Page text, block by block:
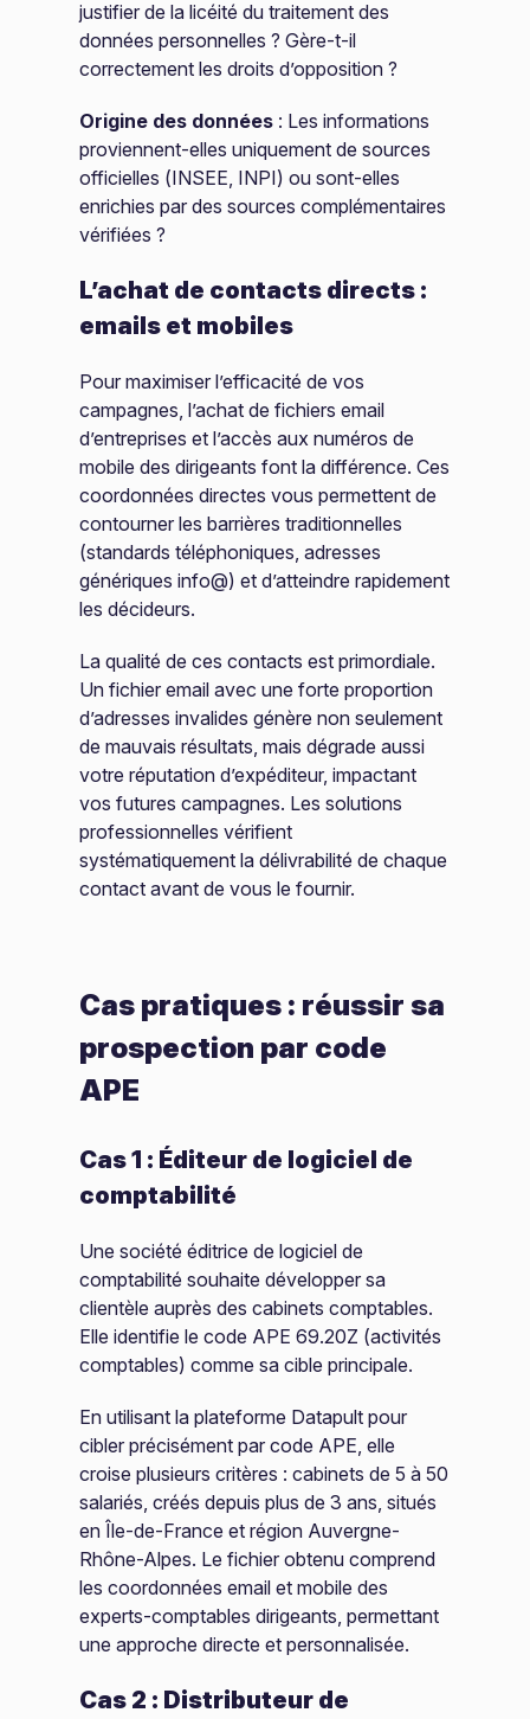
justifier de la licéité du traitement des
données personnelles ? Gère-t-il
correctement les droits d’opposition ?
Origine des données : Les informations
proviennent-elles uniquement de sources
officielles (INSEE, INPI) ou sont-elles
enrichies par des sources complémentaires
vérifiées ?
L’achat de contacts directs :
emails et mobiles
Pour maximiser l’efficacité de vos
campagnes, l’achat de fichiers email
d’entreprises et l’accès aux numéros de
mobile des dirigeants font la différence. Ces
coordonnées directes vous permettent de
contourner les barrières traditionnelles
(standards téléphoniques, adresses
génériques info@) et d’atteindre rapidement
les décideurs.
La qualité de ces contacts est primordiale.
Un fichier email avec une forte proportion
d’adresses invalides génère non seulement
de mauvais résultats, mais dégrade aussi
votre réputation d’expéditeur, impactant
vos futures campagnes. Les solutions
professionnelles vérifient
systématiquement la délivrabilité de chaque
contact avant de vous le fournir.
Cas pratiques : réussir sa
prospection par code
APE
Cas 1 : Éditeur de logiciel de
comptabilité
Une société éditrice de logiciel de
comptabilité souhaite développer sa
clientèle auprès des cabinets comptables.
Elle identifie le code APE 69.20Z (activités
comptables) comme sa cible principale.
En utilisant la plateforme Datapult pour
cibler précisément par code APE, elle
croise plusieurs critères : cabinets de 5 à 50
salariés, créés depuis plus de 3 ans, situés
en Île-de-France et région Auvergne-
Rhône-Alpes. Le fichier obtenu comprend
les coordonnées email et mobile des
experts-comptables dirigeants, permettant
une approche directe et personnalisée.
Cas 2 : Distributeur de